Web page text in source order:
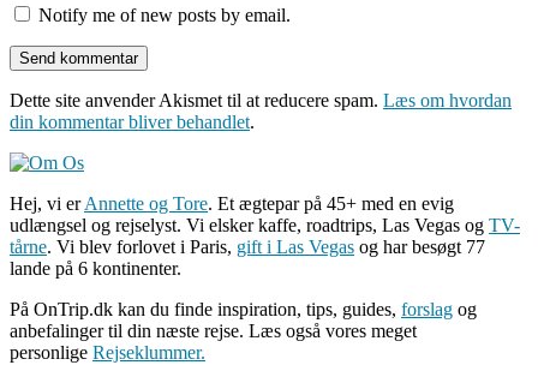
Notify me of new posts by email.
Dette site anvender Akismet til at reducere spam. Læs om hvordan
din kommentar bliver behandlet.
Hej, vi erAnnette og Tore. Et ægtepar på 45+ med en evig
udlængsel og rejselyst. Vi elsker kaffe, roadtrips, Las Vegas og TV-
tårne. Vi blev forlovet i Paris, gift i Las Vegas og har besøgt 77
lande på 6 kontinenter.
På OnTrip.dk kan du finde inspiration, tips, guides, forslag og
anbefalinger til din næste rejse. Læs også vores meget
personlige Rejseklummer.